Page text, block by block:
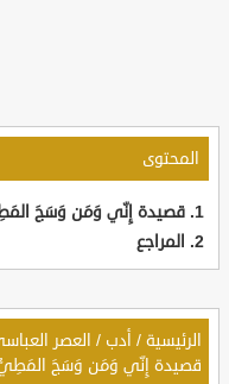
المحتوى
قصيدة إِنّي وَمَن وَسَجَ
المراجع
الرئيسية / أدب / العصر
قصيدة إِنّي وَمَن وَسَجَ المَطِيُّ